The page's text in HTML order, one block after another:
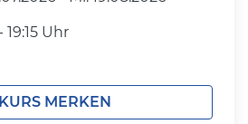
19:15 Uhr
MERKEN